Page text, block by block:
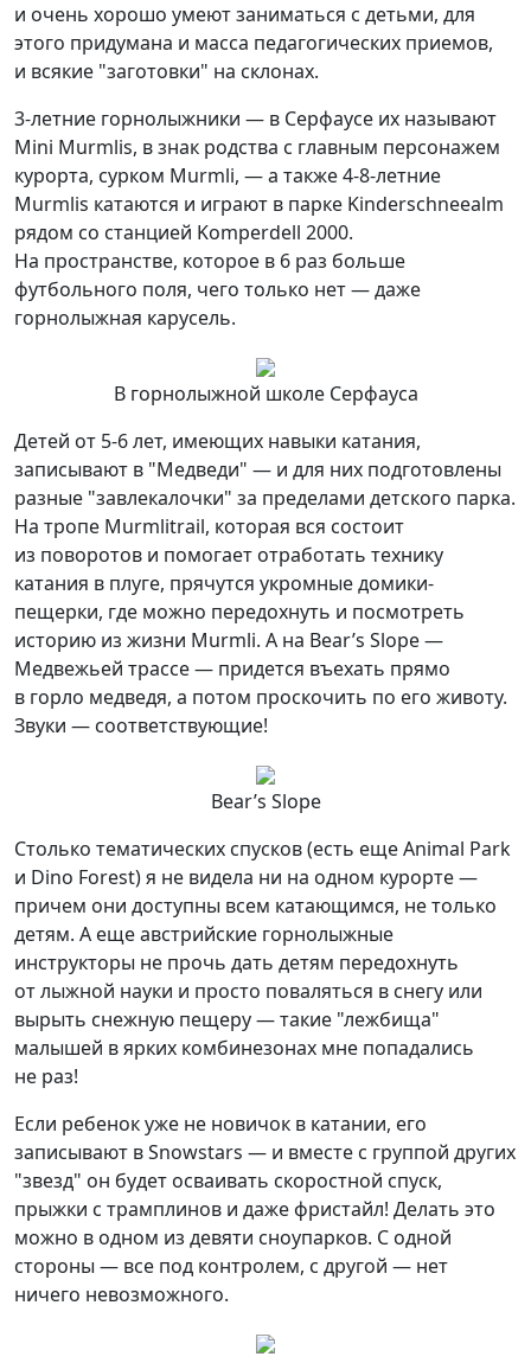
и очень хорошо умеют заниматься с детьми, для
этого придумана и масса педагогических приемов,
и всякие "заготовки" на склонах.
3-летние горнолыжники — в Серфаусе их называют
Mini Murmlis, в знак родства с главным персонажем
курорта, сурком Murmli, — а также 4-8-летние
Murmlis катаются и играют в парке Kinderschneealm
рядом со станцией Komperdell 2000.
На пространстве, которое в 6 раз больше
футбольного поля, чего только нет — даже
горнолыжная карусель.
В горнолыжной школе Серфауса
Детей от 5-6 лет, имеющих навыки катания,
записывают в "Медведи" — и для них подготовлены
разные "завлекалочки" за пределами детского парка.
На тропе Murmlitrail, которая вся состоит
из поворотов и помогает отработать технику
катания в плуге, прячутся укромные домики-
пещерки, где можно передохнуть и посмотреть
историю из жизни Murmli. А на Bear’s Slope —
Медвежьей трассе — придется въехать прямо
в горло медведя, а потом проскочить по его животу.
Звуки — соответствующие!
Bear’s Slope
Столько тематических спусков (есть еще Animal Park
и Dino Forest) я не видела ни на одном курорте —
причем они доступны всем катающимся, не только
детям. А еще австрийские горнолыжные
инструкторы не прочь дать детям передохнуть
от лыжной науки и просто поваляться в снегу или
вырыть снежную пещеру — такие "лежбища"
малышей в ярких комбинезонах мне попадались
не раз!
Если ребенок уже не новичок в катании, его
записывают в Snowstars — и вместе с группой других
"звезд" он будет осваивать скоростной спуск,
прыжки с трамплинов и даже фристайл! Делать это
можно в одном из девяти сноупарков. С одной
стороны — все под контролем, с другой — нет
ничего невозможного.